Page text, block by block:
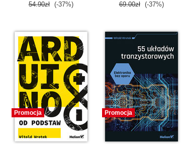
54.90zł (-37%) 69.00zł (-37%)
Promocja Promocja